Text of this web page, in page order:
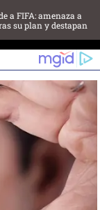
a FIFA: amenaza a
su plan y destapan